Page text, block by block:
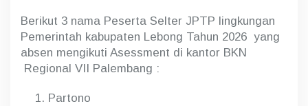
Berikut 3 nama Peserta Selter JPTP lingkungan
Pemerintah kabupaten Lebong Tahun 2026 yang
absen mengikuti Asessment di kantor BKN
Regional VII Palembang :
Partono